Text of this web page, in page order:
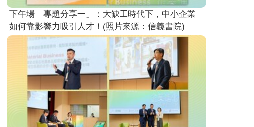
下午場「專題分享一」：大缺工時代下，中小企業
如何靠影響力吸引人才！(照片來源：信義書院)